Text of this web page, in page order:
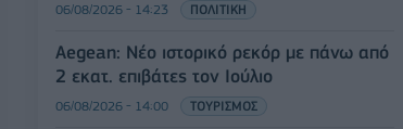
06/08/2026 - 14:23 ΠΟΛΙΤΙΚΗ
Aegean: Νέο ιστορικό ρεκόρ με πάνω από
2 εκατ. επιβάτες τον Ιούλιο
06/08/2026 - 14:00 ΤΟΥΡΙΣΜΟΣ